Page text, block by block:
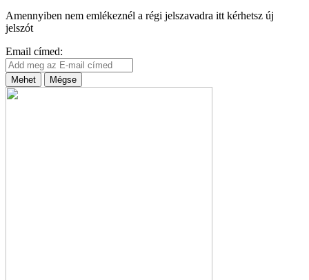
Amennyiben nem emlékeznél a régi jelszavadra itt kérhetsz új
jelszót
Email címed:
Mehet Mégse